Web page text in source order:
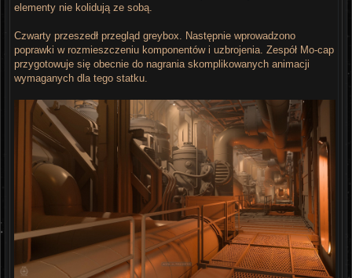
elementy nie kolidują ze sobą.
Czwarty przeszedł przegląd greybox. Następnie wprowadzono
poprawki w rozmieszczeniu komponentów i uzbrojenia. Zespół Mo-cap
przygotowuje się obecnie do nagrania skomplikowanych animacji
wymaganych dla tego statku.